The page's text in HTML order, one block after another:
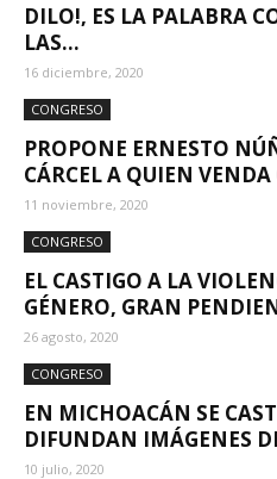
DILO!, ES LA PALABRA
LAS...
16 diciembre, 2020
CONGRESO
PROPONE ERNESTO
CÁRCEL A QUIEN
11 noviembre, 2020
CONGRESO
EL CASTIGO A LA
GÉNERO, GRAN
26 agosto, 2020
CONGRESO
EN MICHOACÁN SE
DIFUNDAN IMÁGENES
10 julio, 2020